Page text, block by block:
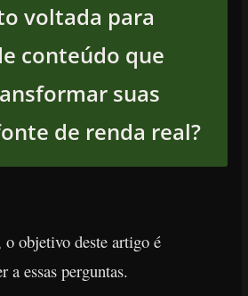
voltada para
conteúdo que
suas
de renda real?
o objetivo deste artigo é
a essas perguntas.